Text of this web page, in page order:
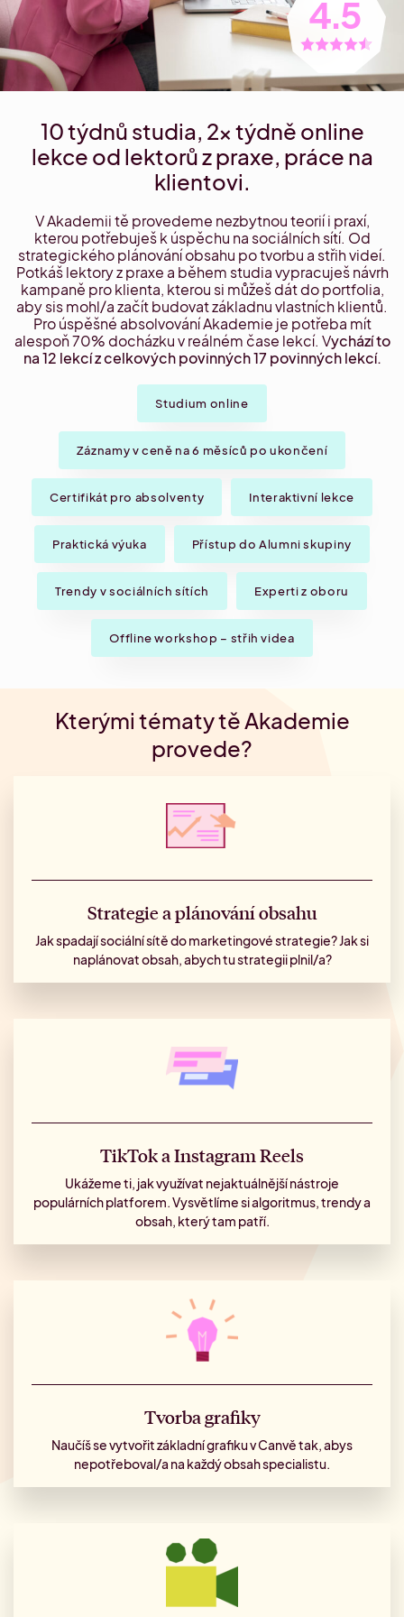
4.5
10 týdnů studia, 2x týdně online
lekce od lektorů z praxe, práce na
klientovi.
V Akademii tě provedeme nezbytnou teorií i praxí,
kterou potřebuješ k úspěchu na sociálních sítí. Od
strategického plánování obsahu po tvorbu a střih videí.
Potkáš lektory z praxe a během studia vypracuješ návrh
kampaně pro klienta, kterou si můžeš dát do portfolia,
aby sis mohl/a začít budovat základnu vlastních klientů.
Pro úspěšné absolvování Akademie je potřeba mít
alespoň 70% docházku v reálném čase lekcí. Vychází to
na 12 lekcí z celkových povinných 17 povinných lekcí.
Studium online
Záznamy v ceně na 6 měsíců po ukončení
Certifikát pro absolventy Interaktivní lekce
Praktická výuka Přístup do Alumni skupiny
Trendy v sociálních sítích Experti z oboru
Offline workshop – střih videa
Kterými tématy tě Akademie
provede?
Strategie a plánování obsahu
Jak spadají sociální sítě do marketingové strategie? Jak si
naplánovat obsah, abych tu strategii plnil/a?
TikTok a Instagram Reels
Ukážeme ti, jak využívat nejaktuálnější nástroje
populárních platforem. Vysvětlíme si algoritmus, trendy a
obsah, který tam patří.
Tvorba grafiky
Naučíš se vytvořit základní grafiku v Canvě tak, abys
nepotřeboval/a na každý obsah specialistu.